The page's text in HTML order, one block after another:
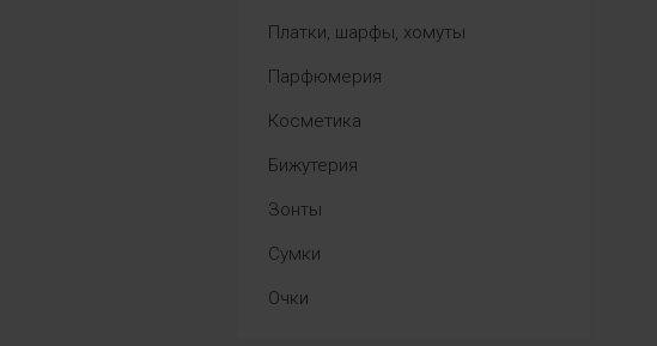
Платки, шарфы, хомуты
Парфюмерия
Косметика
Бижутерия
Зонты
Сумки
Очки